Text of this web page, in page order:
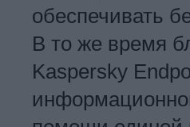
обеспечивать
В то же время
Kaspersky